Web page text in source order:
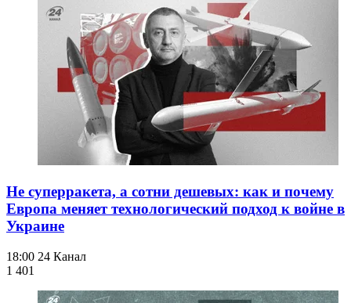
Не суперракета, а сотни дешевых: как и почему
Европа меняет технологический подход к войне в
Украине
18:00 24 Канал
1 401